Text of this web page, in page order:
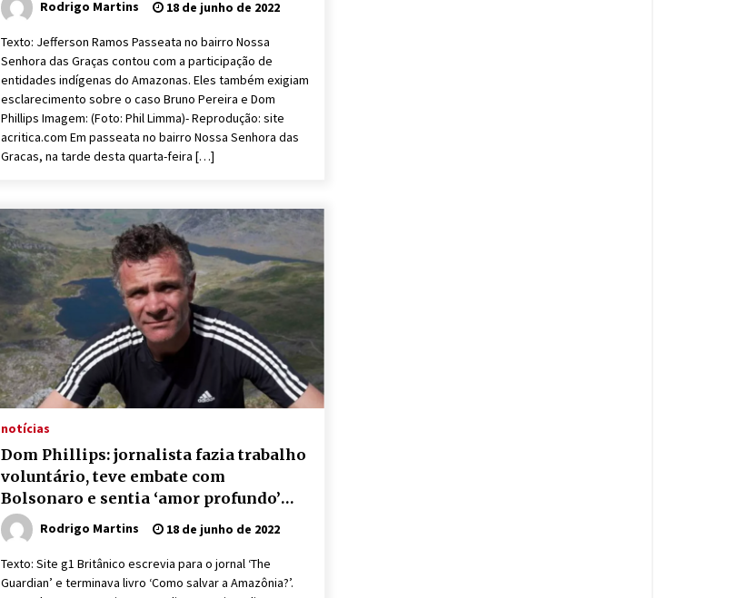
Rodrigo Martins 18 de junho de 2022
Texto: Jefferson Ramos Passeata no bairro Nossa
Senhora das Graças contou com a participação de
entidades indígenas do Amazonas. Eles também exigiam
esclarecimento sobre o caso Bruno Pereira e Dom
Phillips Imagem: (Foto: Phil Limma)- Reprodução: site
acritica.com Em passeata no bairro Nossa Senhora das
Gracas, na tarde desta quarta-feira […]
notícias
Dom Phillips: jornalista fazia trabalho
voluntário, teve embate com
Bolsonaro e sentia ‘amor profundo’
pela Amazônia
Rodrigo Martins 18 de junho de 2022
Texto: Site g1 Britânico escrevia para o jornal ‘The
Guardian’ e terminava livro ‘Como salvar a Amazônia?’.